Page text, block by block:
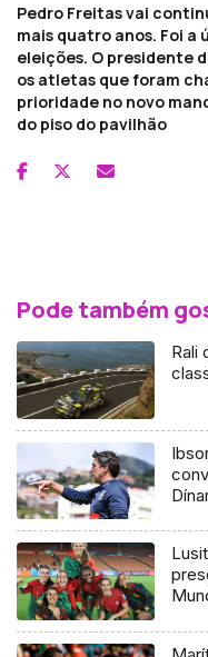
Pedro Freitas vai
mais quatro anos. Foi a
eleições. O presidente
os atletas que foram
prioridade no novo
do piso do pavilhão
Pode também
Rali